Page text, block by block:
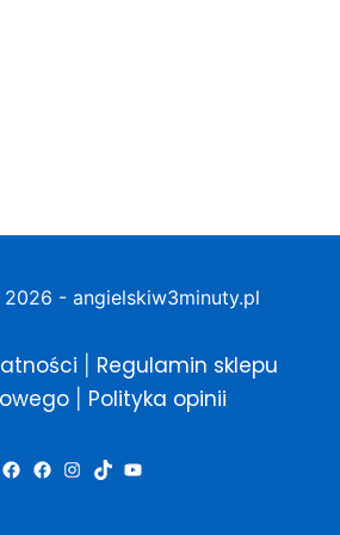
- angielskiw3minuty.pl
Regulamin sklepu
Polityka opinii